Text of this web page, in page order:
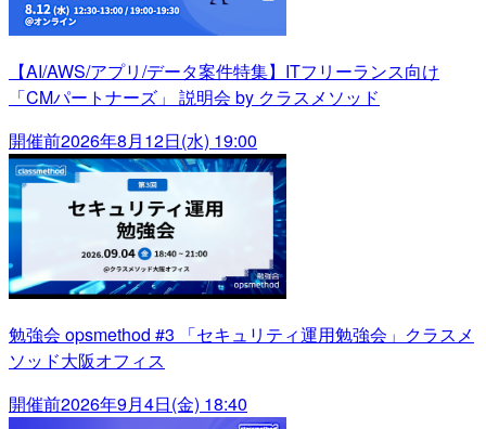
【AI/AWS/アプリ/データ案件特集】ITフリーランス向け
「CMパートナーズ」 説明会 by クラスメソッド
開催前2026年8月12日(水) 19:00
勉強会 opsmethod #3 「セキュリティ運用勉強会」クラスメ
ソッド大阪オフィス
開催前2026年9月4日(金) 18:40